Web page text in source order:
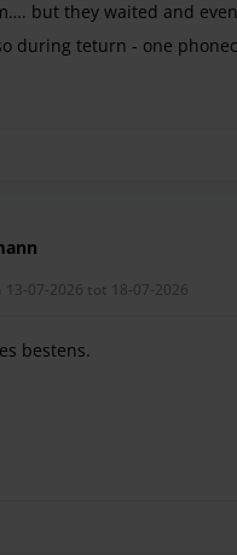
but they waited and
during teturn - one
13-07-2026 tot 18-07-2026
bestens.